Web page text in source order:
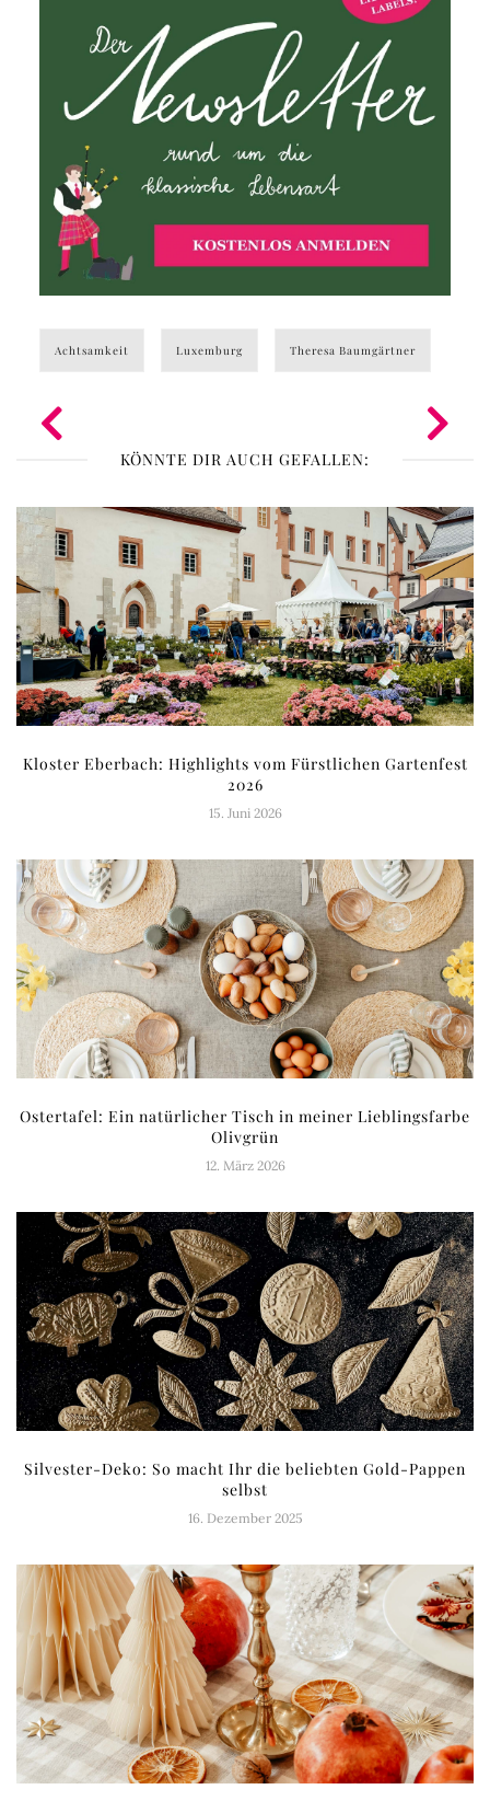
Achtsamkeit Luxemburg Theresa Baumgärtner
KÖNNTE DIR AUCH GEFALLEN:
Kloster Eberbach: Highlights vom Fürstlichen Gartenfest
2026
15. Juni 2026
Ostertafel: Ein natürlicher Tisch in meiner Lieblingsfarbe
Olivgrün
12. März 2026
Silvester-Deko: So macht Ihr die beliebten Gold-Pappen
selbst
16. Dezember 2025